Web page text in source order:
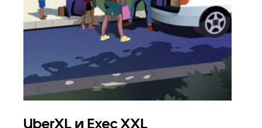
UberXL и Exec XXL